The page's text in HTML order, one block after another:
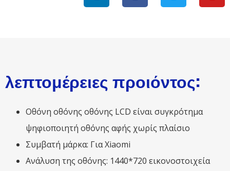
λεπτομέρειες προιόντος:
Οθόνη οθόνης οθόνης LCD είναι συγκρότημα
ψηφιοποιητή οθόνης αφής χωρίς πλαίσιο
Συμβατή μάρκα: Για Xiaomi
Ανάλυση της οθόνης: 1440*720 εικονοστοιχεία